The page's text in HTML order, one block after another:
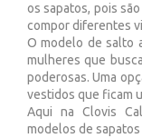
os sapatos, pois
compor diferentes
O modelo de salto
mulheres que
poderosas. Uma
vestidos que ficam
Aqui na Clovis
modelos de